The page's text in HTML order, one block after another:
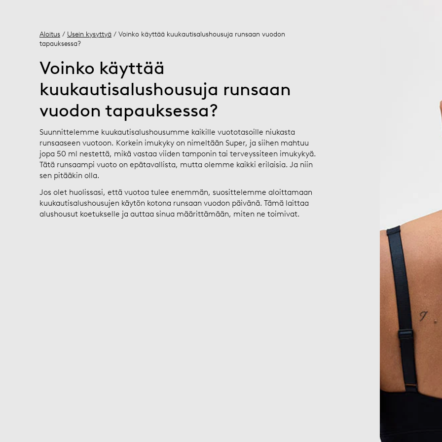
Aloitus / Usein kysyttyä / Voinko käyttää kuukautisalushousuja runsaan vuodon
tapauksessa?
Voinko käyttää
kuukautisalushousuja runsaan
vuodon tapauksessa?
Suunnittelemme kuukautisalushousumme kaikille vuototasoille niukasta
runsaaseen vuotoon. Korkein imukyky on nimeltään Super, ja siihen mahtuu
jopa 50 ml nestettä, mikä vastaa viiden tamponin tai terveyssiteen imukykyä.
Tätä runsaampi vuoto on epätavallista, mutta olemme kaikki erilaisia. Ja niin
sen pitääkin olla.
Jos olet huolissasi, että vuotoa tulee enemmän, suosittelemme aloittamaan
kuukautisalushousujen käytön kotona runsaan vuodon päivänä. Tämä laittaa
alushousut koetukselle ja auttaa sinua määrittämään, miten ne toimivat.